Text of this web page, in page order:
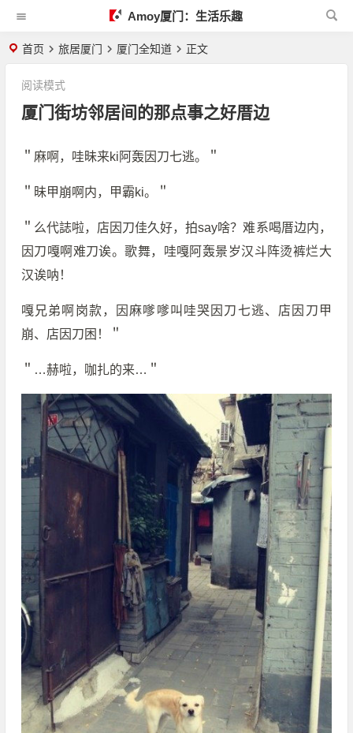
Amoy厦门：生活乐趣
首页 旅居厦门 厦门全知道 正文
厦门街坊邻居间的那点事之好厝边
阅读模式
＂麻啊，哇昧来ki阿轰因刀七逃。＂
＂昧甲崩啊内，甲霸ki。＂
＂么代誌啦，店因刀佳久好，拍say啥？难系喝厝边内，
因刀嘎啊难刀诶。歌舞，哇嘎阿轰景岁汉斗阵烫裤烂大
汉诶呐！
嘎兄弟啊岗款，因麻嗲嗲叫哇哭因刀七逃、店因刀甲
崩、店因刀困！＂
＂…赫啦，咖扎的来…＂